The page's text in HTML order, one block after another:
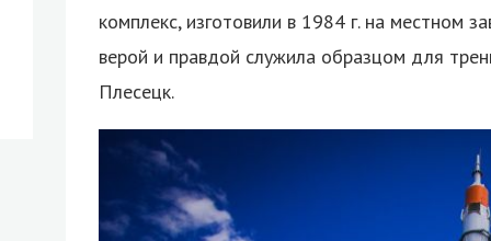
комплекс, изготовили в 1984 г. на местном
верой и правдой служила образцом для
Плесецк.